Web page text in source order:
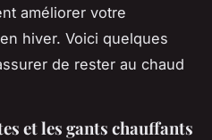
améliorer votre
hiver. Voici quelques
de rester au chaud
et les gants chauffants